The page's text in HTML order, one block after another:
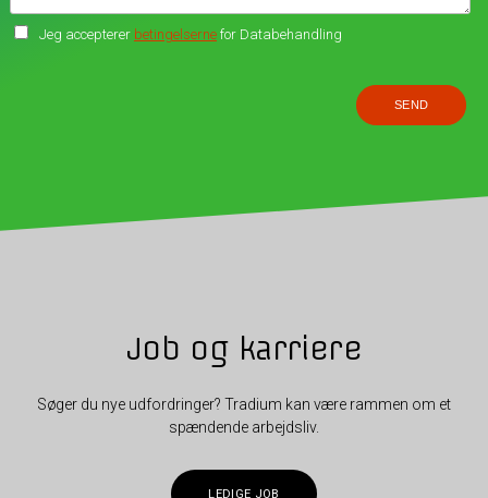
Jeg accepterer betingelsernefor Databehandling
Job og karriere
Søger du nye udfordringer? Tradium kan være rammen om et
spændende arbejdsliv.
LEDIGE JOB